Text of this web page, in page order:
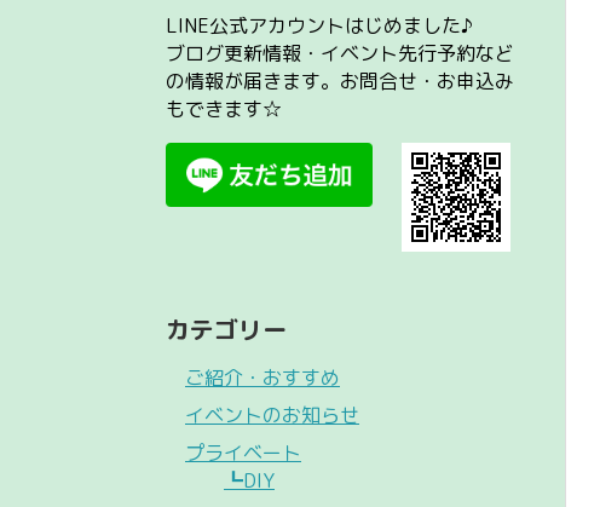
LINE公式アカウントはじめました♪
ブログ更新情報・イベント先行予約など
の情報が届きます。お問合せ・お申込み
もできます☆
カテゴリー
ご紹介・おすすめ
イベントのお知らせ
プライベート
┗DIY